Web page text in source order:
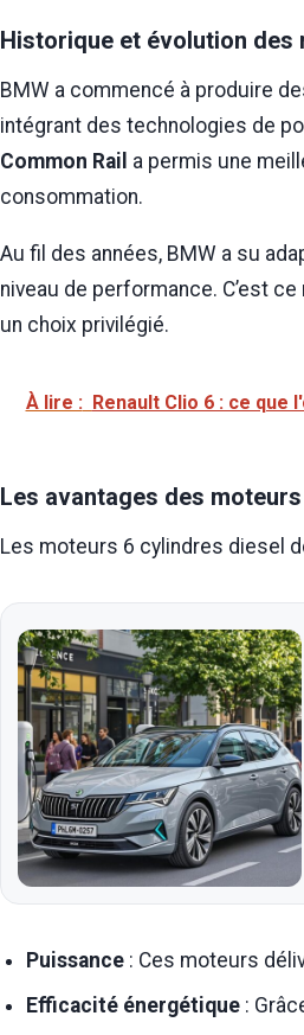
Historique et évolution des
BMW a commencé à produire
intégrant des technologies de
Common Rail a permis une
consommation.
Au fil des années, BMW a su
niveau de performance. C’est
un choix privilégié.
À lire : Renault Clio 6 : ce que
Les avantages des
Les moteurs 6 cylindres diesel
Puissance : Ces moteurs
Efficacité énergétique :